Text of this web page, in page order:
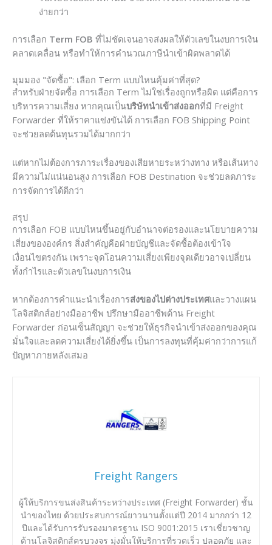
ง่ายกว่า
การเลือก Term FOB ที่ไม่ชัดเจนอาจส่งผลให้ตัวเลขในงบการเงิน
คลาดเคลื่อน หรือทำให้การคำนวณภาษีนำเข้าผิดพลาดได้
มุมมอง "จัดซื้อ": เลือก Term แบบไหนคุ้มค่าที่สุด?
สำหรับฝ่ายจัดซื้อ การเลือก Term ไม่ใช่เรื่องถูกหรือผิด แต่คือการ
บริหารความเสี่ยง หากคุณเป็นบริษัทนำเข้าส่งออกที่มี Freight
Forwarder ที่ให้ราคาแข่งขันได้ การเลือก FOB Shipping Point
จะช่วยลดต้นทุนรวมได้มากกว่า
แต่หากไม่ต้องการภาระเรื่องของเสียหายระหว่างทาง หรือเส้นทาง
มีความไม่แน่นอนสูง การเลือก FOB Destination จะช่วยลดภาระ
การจัดการได้ดีกว่า
สรุป
การเลือก FOB แบบไหนขึ้นอยู่กับอำนาจต่อรองและนโยบายความ
เสี่ยงขององค์กร สิ่งสำคัญคือฝ่ายบัญชีและจัดซื้อต้องเข้าใจ
เงื่อนไขตรงกัน เพราะจุดโอนความเสี่ยงเพียงจุดเดียวอาจเปลี่ยน
ทั้งกำไรและตัวเลขในงบการเงิน
หากต้องการคำแนะนำเรื่องการส่งของไปต่างประเทศและวางแผน
โลจิสติกส์อย่างมืออาชีพ ปรึกษามืออาชีพด้าน Freight
Forwarder ก่อนเซ็นสัญญา จะช่วยให้ธุรกิจนำเข้าส่งออกของคุณ
มั่นใจและลดความเสี่ยงได้ยิ่งขึ้น เป็นการลงทุนที่คุ้มค่ากว่าการแก้
ปัญหาภายหลังเสมอ
Freight Rangers
ผู้ให้บริการขนส่งสินค้าระหว่างประเทศ (Freight Forwarder) ชั้น
นำของไทย ด้วยประสบการณ์ยาวนานตั้งแต่ปี 2014 มากกว่า 12
ปีและได้รับการรับรองมาตรฐาน ISO 9001:2015 เราเชี่ยวชาญ
ด้านโลจิสติกส์ครบวงจร มุ่งมั่นให้บริการที่รวดเร็ว ปลอดภัย และ